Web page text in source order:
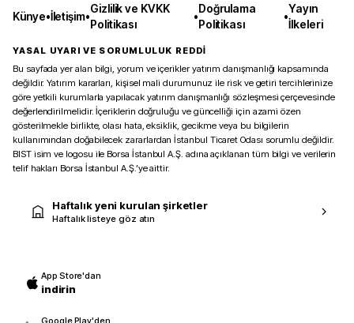
Künye•İletişim•
Gizlilik ve KVKK
Politikası
•
Doğrulama
Politikası
•
Yayın
İlkeleri
YASAL UYARI VE SORUMLULUK REDDİ
Bu sayfada yer alan bilgi, yorum ve içerikler yatırım danışmanlığı kapsamında
değildir. Yatırım kararları, kişisel mali durumunuz ile risk ve getiri tercihlerinize
göre yetkili kurumlarla yapılacak yatırım danışmanlığı sözleşmesi çerçevesinde
değerlendirilmelidir. İçeriklerin doğruluğu ve güncelliği için azami özen
gösterilmekle birlikte, olası hata, eksiklik, gecikme veya bu bilgilerin
kullanımından doğabilecek zararlardan İstanbul Ticaret Odası sorumlu değildir.
BIST isim ve logosu ile Borsa İstanbul A.Ş. adına açıklanan tüm bilgi ve verilerin
telif hakları Borsa İstanbul A.Ş.’ye aittir.
Haftalık yeni kurulan şirketler
Haftalık listeye göz atın
App Store'dan
indirin
Google Play'den